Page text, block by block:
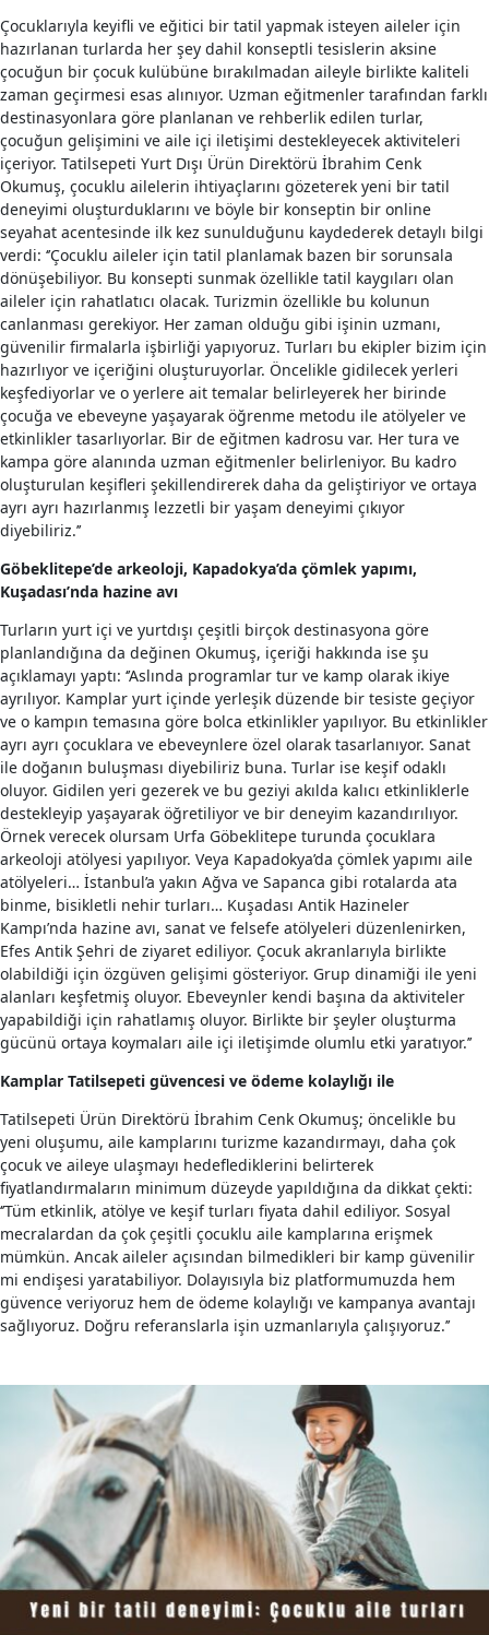
Çocuklarıyla keyifli ve eğitici bir tatil yapmak isteyen aileler için
hazırlanan turlarda her şey dahil konseptli tesislerin aksine
çocuğun bir çocuk kulübüne bırakılmadan aileyle birlikte kaliteli
zaman geçirmesi esas alınıyor. Uzman eğitmenler tarafından farklı
destinasyonlara göre planlanan ve rehberlik edilen turlar,
çocuğun gelişimini ve aile içi iletişimi destekleyecek aktiviteleri
içeriyor. Tatilsepeti Yurt Dışı Ürün Direktörü İbrahim Cenk
Okumuş, çocuklu ailelerin ihtiyaçlarını gözeterek yeni bir tatil
deneyimi oluşturduklarını ve böyle bir konseptin bir online
seyahat acentesinde ilk kez sunulduğunu kaydederek detaylı bilgi
verdi: ‘’Çocuklu aileler için tatil planlamak bazen bir sorunsala
dönüşebiliyor. Bu konsepti sunmak özellikle tatil kaygıları olan
aileler için rahatlatıcı olacak. Turizmin özellikle bu kolunun
canlanması gerekiyor. Her zaman olduğu gibi işinin uzmanı,
güvenilir firmalarla işbirliği yapıyoruz. Turları bu ekipler bizim için
hazırlıyor ve içeriğini oluşturuyorlar. Öncelikle gidilecek yerleri
keşfediyorlar ve o yerlere ait temalar belirleyerek her birinde
çocuğa ve ebeveyne yaşayarak öğrenme metodu ile atölyeler ve
etkinlikler tasarlıyorlar. Bir de eğitmen kadrosu var. Her tura ve
kampa göre alanında uzman eğitmenler belirleniyor. Bu kadro
oluşturulan keşifleri şekillendirerek daha da geliştiriyor ve ortaya
ayrı ayrı hazırlanmış lezzetli bir yaşam deneyimi çıkıyor
diyebiliriz.’’
Göbeklitepe’de arkeoloji, Kapadokya’da çömlek yapımı,
Kuşadası’nda hazine avı
Turların yurt içi ve yurtdışı çeşitli birçok destinasyona göre
planlandığına da değinen Okumuş, içeriği hakkında ise şu
açıklamayı yaptı: ‘’Aslında programlar tur ve kamp olarak ikiye
ayrılıyor. Kamplar yurt içinde yerleşik düzende bir tesiste geçiyor
ve o kampın temasına göre bolca etkinlikler yapılıyor. Bu etkinlikler
ayrı ayrı çocuklara ve ebeveynlere özel olarak tasarlanıyor. Sanat
ile doğanın buluşması diyebiliriz buna. Turlar ise keşif odaklı
oluyor. Gidilen yeri gezerek ve bu geziyi akılda kalıcı etkinliklerle
destekleyip yaşayarak öğretiliyor ve bir deneyim kazandırılıyor.
Örnek verecek olursam Urfa Göbeklitepe turunda çocuklara
arkeoloji atölyesi yapılıyor. Veya Kapadokya’da çömlek yapımı aile
atölyeleri… İstanbul’a yakın Ağva ve Sapanca gibi rotalarda ata
binme, bisikletli nehir turları… Kuşadası Antik Hazineler
Kampı’nda hazine avı, sanat ve felsefe atölyeleri düzenlenirken,
Efes Antik Şehri de ziyaret ediliyor. Çocuk akranlarıyla birlikte
olabildiği için özgüven gelişimi gösteriyor. Grup dinamiği ile yeni
alanları keşfetmiş oluyor. Ebeveynler kendi başına da aktiviteler
yapabildiği için rahatlamış oluyor. Birlikte bir şeyler oluşturma
gücünü ortaya koymaları aile içi iletişimde olumlu etki yaratıyor.’’
Kamplar Tatilsepeti güvencesi ve ödeme kolaylığı ile
Tatilsepeti Ürün Direktörü İbrahim Cenk Okumuş; öncelikle bu
yeni oluşumu, aile kamplarını turizme kazandırmayı, daha çok
çocuk ve aileye ulaşmayı hedeflediklerini belirterek
fiyatlandırmaların minimum düzeyde yapıldığına da dikkat çekti:
‘’Tüm etkinlik, atölye ve keşif turları fiyata dahil ediliyor. Sosyal
mecralardan da çok çeşitli çocuklu aile kamplarına erişmek
mümkün. Ancak aileler açısından bilmedikleri bir kamp güvenilir
mi endişesi yaratabiliyor. Dolayısıyla biz platformumuzda hem
güvence veriyoruz hem de ödeme kolaylığı ve kampanya avantajı
sağlıyoruz. Doğru referanslarla işin uzmanlarıyla çalışıyoruz.’’